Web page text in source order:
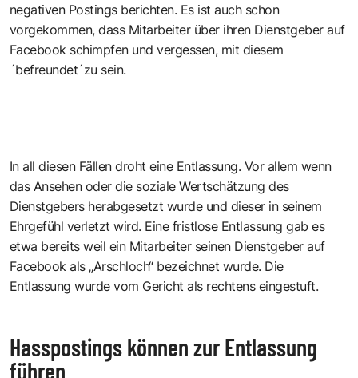
negativen Postings berichten. Es ist auch schon
vorgekommen, dass Mitarbeiter über ihren Dienstgeber auf
Facebook schimpfen und vergessen, mit diesem
´befreundet´zu sein.
In all diesen Fällen droht eine Entlassung. Vor allem wenn
das Ansehen oder die soziale Wertschätzung des
Dienstgebers herabgesetzt wurde und dieser in seinem
Ehrgefühl verletzt wird. Eine fristlose Entlassung gab es
etwa bereits weil ein Mitarbeiter seinen Dienstgeber auf
Facebook als „Arschloch“ bezeichnet wurde. Die
Entlassung wurde vom Gericht als rechtens eingestuft.
Hasspostings können zur Entlassung
führen